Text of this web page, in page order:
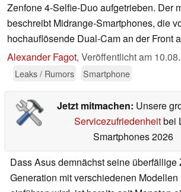
Zenfone 4-Selfie-Duo aufgetrieben. Der
beschreibt Midrange-Smartphones, die
hochauflösende Dual-Cam an der Front
Alexander Fagot, Veröffentlicht am
Leaks / Rumors
Smartphone
Jetzt mitmachen: Unsere
Servicezufriedenheitbei
Smartphones 2026
Dass Asus demnächst seine überfällige
Generation mit verschiedenen Modellen